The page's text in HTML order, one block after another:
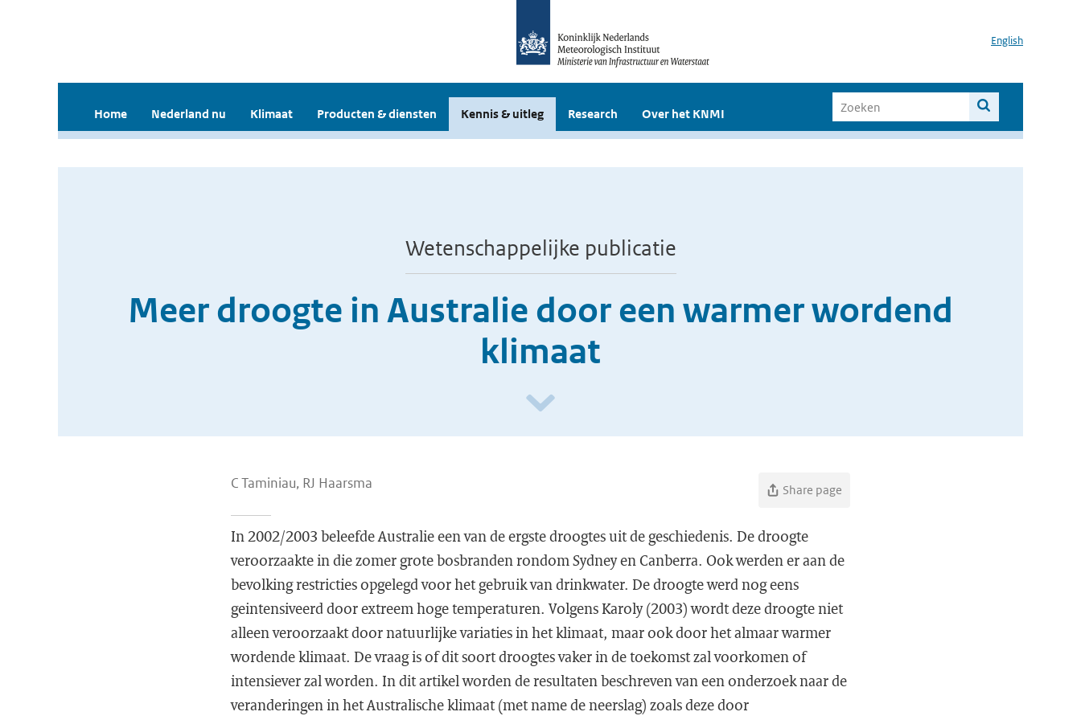
English
Home Nederland nu Klimaat Producten & diensten Kennis & uitleg Research Over het KNMI
Wetenschappelijke publicatie
Meer droogte in Australie door een warmer wordend
klimaat
C Taminiau, RJ Haarsma Share page
In 2002/2003 beleefde Australie een van de ergste droogtes uit de geschiedenis. De droogte
veroorzaakte in die zomer grote bosbranden rondom Sydney en Canberra. Ook werden er aan de
bevolking restricties opgelegd voor het gebruik van drinkwater. De droogte werd nog eens
geintensiveerd door extreem hoge temperaturen. Volgens Karoly (2003) wordt deze droogte niet
alleen veroorzaakt door natuurlijke variaties in het klimaat, maar ook door het almaar warmer
wordende klimaat. De vraag is of dit soort droogtes vaker in de toekomst zal voorkomen of
intensiever zal worden. In dit artikel worden de resultaten beschreven van een onderzoek naar de
veranderingen in het Australische klimaat (met name de neerslag) zoals deze door